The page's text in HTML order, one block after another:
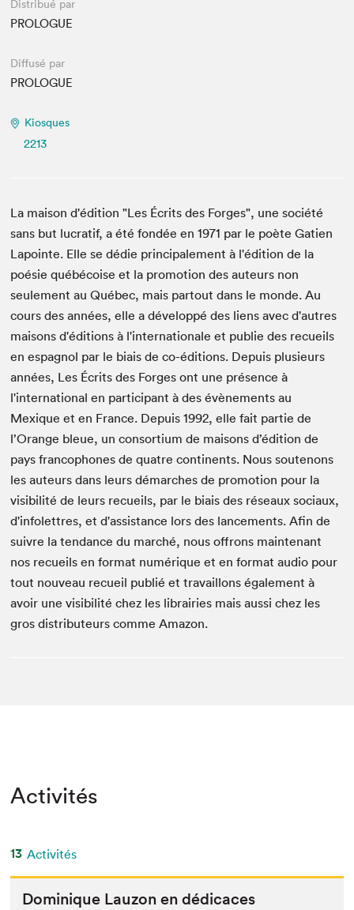
Distribué par
PROLOGUE
Diffusé par
PROLOGUE
Kiosques
2213
La maison d'édition "Les Écrits des Forges", une société
sans but lucratif, a été fondée en 1971 par le poète Gatien
Lapointe. Elle se dédie principalement à l'édition de la
poésie québécoise et la promotion des auteurs non
seulement au Québec, mais partout dans le monde. Au
cours des années, elle a développé des liens avec d'autres
maisons d'éditions à l'internationale et publie des recueils
en espagnol par le biais de co-éditions. Depuis plusieurs
années, Les Écrits des Forges ont une présence à
l'international en participant à des évènements au
Mexique et en France. Depuis 1992, elle fait partie de
l’Orange bleue, un consortium de maisons d’édition de
pays francophones de quatre continents. Nous soutenons
les auteurs dans leurs démarches de promotion pour la
visibilité de leurs recueils, par le biais des réseaux sociaux,
d'infolettres, et d'assistance lors des lancements. Afin de
suivre la tendance du marché, nous offrons maintenant
nos recueils en format numérique et en format audio pour
tout nouveau recueil publié et travaillons également à
avoir une visibilité chez les librairies mais aussi chez les
gros distributeurs comme Amazon.
Activités
13 Activités
Dominique Lau­zon en dédicaces